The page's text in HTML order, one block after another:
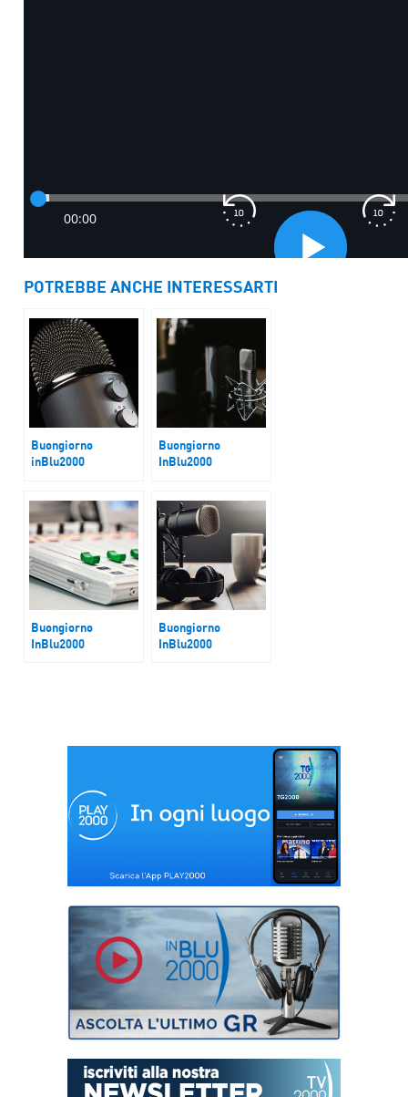
POTREBBE ANCHE INTERESSARTI
Buongiorno
inBlu2000
Buongiorno
InBlu2000
Buongiorno
InBlu2000
Buongiorno
InBlu2000